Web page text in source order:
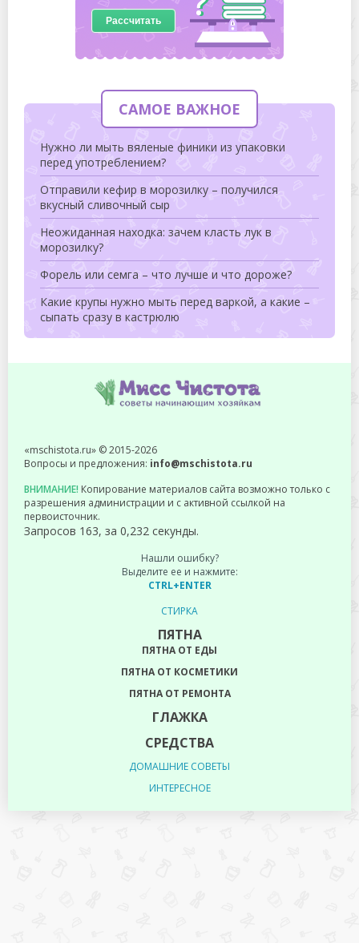
Рассчитать
САМОЕ ВАЖНОЕ
Нужно ли мыть вяленые финики из упаковки
перед употреблением?
Отправили кефир в морозилку – получился
вкусный сливочный сыр
Неожиданная находка: зачем класть лук в
морозилку?
Форель или семга – что лучше и что дороже?
Какие крупы нужно мыть перед варкой, а какие –
сыпать сразу в кастрюлю
«mschistota.ru» © 2015-2026
Вопросы и предложения: info@mschistota.ru
ВНИМАНИЕ! Копирование материалов сайта возможно только с
разрешения администрации и с активной ссылкой на
первоисточник.
Запросов 163, за 0,232 секунды.
Нашли ошибку?
Выделите ее и нажмите:
CTRL+ENTER
СТИРКА
ПЯТНА
ПЯТНА ОТ ЕДЫ
ПЯТНА ОТ КОСМЕТИКИ
ПЯТНА ОТ РЕМОНТА
ГЛАЖКА
СРЕДСТВА
ДОМАШНИЕ СОВЕТЫ
ИНТЕРЕСНОЕ